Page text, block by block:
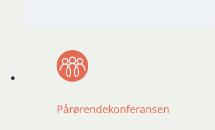
Pårørendekonferansen